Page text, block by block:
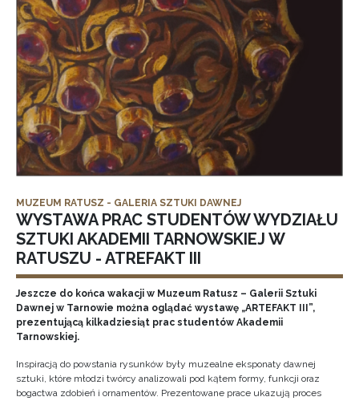
MUZEUM RATUSZ - GALERIA SZTUKI DAWNEJ
WYSTAWA PRAC STUDENTÓW WYDZIAŁU
SZTUKI AKADEMII TARNOWSKIEJ W
RATUSZU - ATREFAKT III
Jeszcze do końca wakacji w Muzeum Ratusz – Galerii Sztuki
Dawnej w Tarnowie można oglądać wystawę „ARTEFAKT III”,
prezentującą kilkadziesiąt prac studentów Akademii
Tarnowskiej.
Inspiracją do powstania rysunków były muzealne eksponaty dawnej
sztuki, które młodzi twórcy analizowali pod kątem formy, funkcji oraz
bogactwa zdobień i ornamentów. Prezentowane prace ukazują proces